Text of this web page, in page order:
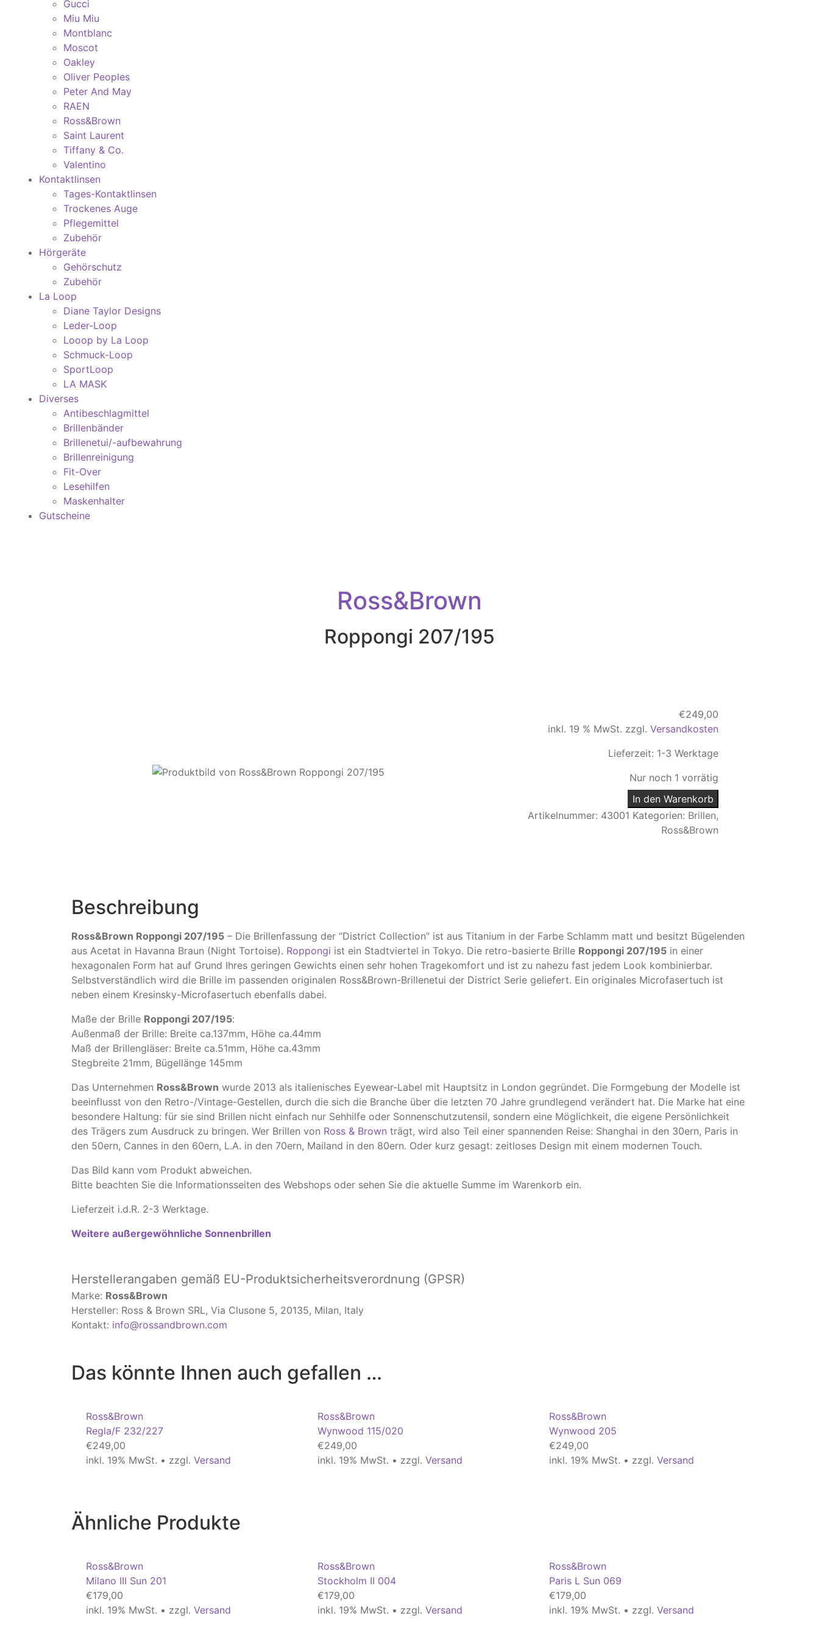
Gucci
Miu Miu
Montblanc
Moscot
Oakley
Oliver Peoples
Peter And May
RAEN
Ross&Brown
Saint Laurent
Tiffany & Co.
Valentino
Kontaktlinsen
Tages-Kontaktlinsen
Trockenes Auge
Pflegemittel
Zubehör
Hörgeräte
Gehörschutz
Zubehör
La Loop
Diane Taylor Designs
Leder-Loop
Looop by La Loop
Schmuck-Loop
SportLoop
LA MASK
Diverses
Antibeschlagmittel
Brillenbänder
Brillenetui/-aufbewahrung
Brillenreinigung
Fit-Over
Lesehilfen
Maskenhalter
Gutscheine
Ross&Brown
Roppongi 207/195
€249,00
inkl. 19 % MwSt. zzgl. Versandkosten
Lieferzeit: 1-3 Werktage
Nur noch 1 vorrätig
In den Warenkorb
Artikelnummer: 43001 Kategorien: Brillen,
Ross&Brown
Beschreibung
Ross&Brown Roppongi 207/195 – Die Brillenfassung der “District Collection” ist aus Titanium in der Farbe Schlamm matt und besitzt Bügelenden
aus Acetat in Havanna Braun (Night Tortoise). Roppongi ist ein Stadtviertel in Tokyo. Die retro-basierte Brille Roppongi 207/195 in einer
hexagonalen Form hat auf Grund Ihres geringen Gewichts einen sehr hohen Tragekomfort und ist zu nahezu fast jedem Look kombinierbar.
Selbstverständlich wird die Brille im passenden originalen Ross&Brown-Brillenetui der District Serie geliefert. Ein originales Microfasertuch ist
neben einem Kresinsky-Microfasertuch ebenfalls dabei.
Maße der Brille Roppongi 207/195:
Außenmaß der Brille: Breite ca.137mm, Höhe ca.44mm
Maß der Brillengläser: Breite ca.51mm, Höhe ca.43mm
Stegbreite 21mm, Bügellänge 145mm
Das Unternehmen Ross&Brown wurde 2013 als italienisches Eyewear-Label mit Hauptsitz in London gegründet. Die Formgebung der Modelle ist
beeinflusst von den Retro-/Vintage-Gestellen, durch die sich die Branche über die letzten 70 Jahre grundlegend verändert hat. Die Marke hat eine
besondere Haltung: für sie sind Brillen nicht einfach nur Sehhilfe oder Sonnenschutzutensil, sondern eine Möglichkeit, die eigene Persönlichkeit
des Trägers zum Ausdruck zu bringen. Wer Brillen von Ross & Brown trägt, wird also Teil einer spannenden Reise: Shanghai in den 30ern, Paris in
den 50ern, Cannes in den 60ern, L.A. in den 70ern, Mailand in den 80ern. Oder kurz gesagt: zeitloses Design mit einem modernen Touch.
Das Bild kann vom Produkt abweichen.
​Bitte beachten Sie die Informationsseiten des Webshops oder sehen Sie die aktuelle Summe im Warenkorb ein.
Lieferzeit i.d.R. 2-3 Werktage.
Weitere außergewöhnliche Sonnenbrillen
Herstellerangaben gemäß EU-Produktsicherheitsverordnung (GPSR)
Marke: Ross&Brown
Hersteller: Ross & Brown SRL, Via Clusone 5, 20135, Milan, Italy
Kontakt: info@rossandbrown.com
Das könnte Ihnen auch gefallen …
Ross&Brown
Regla/F 232/227
€249,00
inkl. 19% MwSt. • zzgl. Versand
Ross&Brown
Wynwood 115/020
€249,00
inkl. 19% MwSt. • zzgl. Versand
Ross&Brown
Wynwood 205
€249,00
inkl. 19% MwSt. • zzgl. Versand
Ähnliche Produkte
Ross&Brown
Milano III Sun 201
€179,00
inkl. 19% MwSt. • zzgl. Versand
Ross&Brown
Stockholm II 004
€179,00
inkl. 19% MwSt. • zzgl. Versand
Ross&Brown
Paris L Sun 069
€179,00
inkl. 19% MwSt. • zzgl. Versand